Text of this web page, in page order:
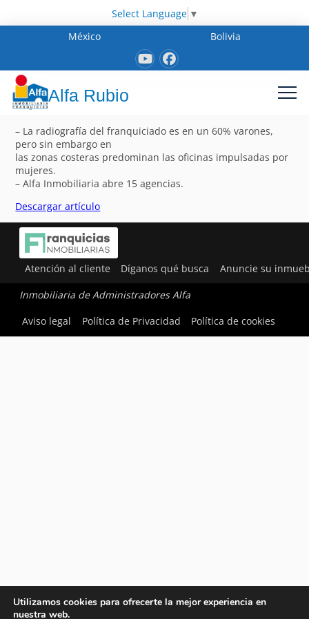
Select Language ▼
México
Bolivia
Alfa Rubio
– La radiografía del franquiciado es en un 60% varones,
pero sin embargo en
las zonas costeras predominan las oficinas impulsadas por
mujeres.
– Alfa Inmobiliaria abre 15 agencias.
Descargar artículo
Atención al cliente Díganos qué busca Anuncie su
Inmobiliaria de Administradores Alfa
Aviso legal
Política de Privacidad Política de cookies
Utilizamos cookies para ofrecerte la mejor experiencia en
nuestra web.